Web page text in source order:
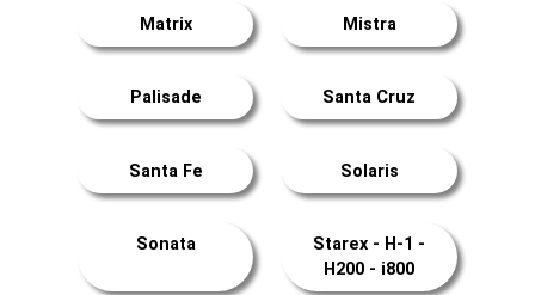
Matrix Mistra
Palisade Santa Cruz
Santa Fe Solaris
Sonata
Starex - H-1 -
H200 - i800